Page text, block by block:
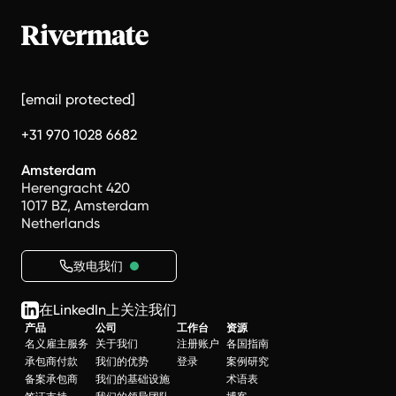
[email protected]
+31 970 1028 6682
Amsterdam
Herengracht 420
1017 BZ, Amsterdam
Netherlands
致电我们
在LinkedIn上关注我们
产品
名义雇主服务
承包商付款
备案承包商
公司
关于我们
我们的优势
我们的基础设施
工作台
注册账户
登录
资源
各国指南
案例研究
术语表